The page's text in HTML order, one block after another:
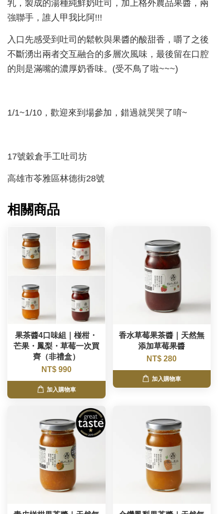
乳，製成的湯種純鮮奶吐司，加上格外農品果醬，兩
強聯手，誰人甲我比阿!!!
入口先感受到吐司的鬆軟與果醬的酸甜香，嚼了之後
不斷湧出兩者交互融合的多層次風味，最後留在口腔
的則是滿嘴的濃厚奶香味。(受不鳥了啦~~~)
1/1~1/10，歡迎來到場參加，錯過就哭哭了唷~
17號穀倉手工吐司坊
高雄市苓雅區林德街28號
相關商品
果茶醬4口味組｜椪柑・
芒果・鳳梨・草莓一次買
齊（非禮盒）
NT$ 990
加入購物車
香水草莓果茶醬｜天然無
添加草莓果醬
NT$ 280
加入購物車